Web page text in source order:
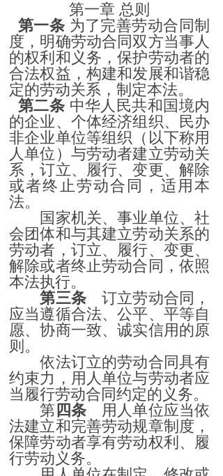
第一章 总则
第一条 为了完善劳动合同制
度，明确劳动合同双方当事人
的权利和义务，保护劳动者的
合法权益，构建和发展和谐稳
定的劳动关系，制定本法。
第二条 中华人民共和国境内
的企业、个体经济组织、民办
非企业单位等组织（以下称用
人单位）与劳动者建立劳动关
系，订立、履行、变更、解除
或者终止劳动合同，适用本
法。
国家机关、事业单位、社
会团体和与其建立劳动关系的
劳动者，订立、履行、变更、
解除或者终止劳动合同，依照
本法执行。
第三条订立劳动合同，
应当遵循合法、公平、平等自
愿、协商一致、诚实信用的原
则。
依法订立的劳动合同具有
约束力，用人单位与劳动者应
当履行劳动合同约定的义务。
第 四条用人单位应当依
法建立和完善劳动规章制度，
保障劳动者享有劳动权利、履
行劳动义务。